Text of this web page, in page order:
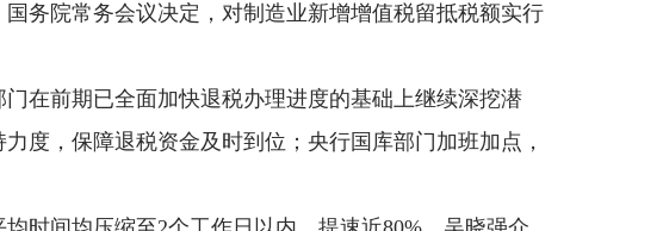
务院常务会议决定，对制造业新增增值税留抵税额实行
在前期已全面加快退税办理进度的基础上继续深挖潜
度，保障退税资金及时到位；央行国库部门加班加点，